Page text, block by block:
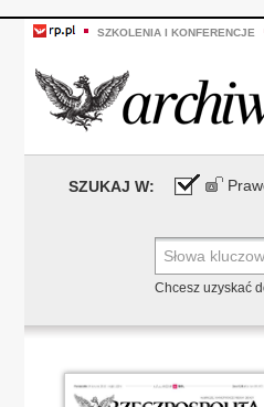
SZKOLENIA I KONFERENCJE
SZUKAJ W:
Chcesz uzyskać